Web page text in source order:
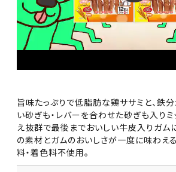
旨味たっぷりで低脂肪な鶏ササミと、鉄
い砂ぎも・レバーを合わせた砂ぎも入りミ
え抜群で最後までおいしい牛皮入りガム
の素材とガムのおいしさが一度に味わえ
料・着色料不使用。